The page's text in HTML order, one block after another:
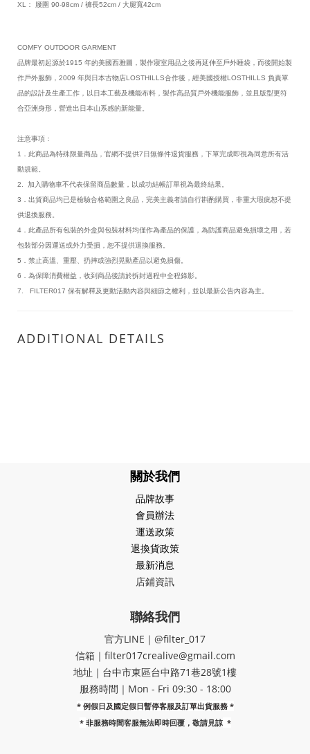
XL： 腰圍 90-98cm / 褲長52cm / 大腿寬42cm
COMFY OUTDOOR GARMENT
品牌最初起源於1915 年的美國西雅圖，製作寢室用品之後再延伸至戶外睡袋，而後開始製
作戶外服飾， 2009 年與日本古物店LOSTHILLS合作後，經美國授權LOSTHILLS 負責單
品的設計及生產工作，以日本工藝及機能布料，製作高品質戶外機能服飾，並且版型更符
合亞洲身形，營造出日本山系感的新能量。
注意事項：
1．此商品為特殊限量商品，官網不提供7日無條件退貨服務，下單完成即視為同意所有活
動規範。
2. 加入購物車不代表保留商品數量，以成功結帳訂單視為最終結果。
3．出貨商品均已是檢驗合格範圍之良品，完美主義者請自行斟酌購買，非重大瑕疵恕不提
供退換服務。
4．此產品所有包裝的外盒與包裝材料均僅作為產品的保護，為防護商品避免損壞之用，若
包裝部分因運送或外力受損，恕不提供退換服務。
5．禁止高溫、重壓、扔摔或強烈晃動產品以避免損傷。
6．為保障消費權益，收到商品後請於拆封過程中全程錄影。
7. FILTER017 保有解釋及更動活動內容與細節之權利，並以最新公告內容為主。
ADDITIONAL DETAILS
關於我們
品牌故事
會員辦法
運送政策
退換貨政策
最新消息
店鋪資訊
聯絡我們
官方LINE｜@filter_017
信箱｜filter017crealive@gmail.com
地址｜​台中市東區台中路71巷28號1樓
服務時間｜Mon - Fri 09:30 - 18:00
* 例假日及國定假日暫停客服及訂單出貨服務 *
* 非服務時間客服無法即時回覆，敬請見諒 *